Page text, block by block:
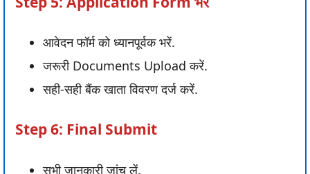
आवेदन फॉर्म को ध्यानपूर्वक भरें.
जरूरी Documents Upload करें.
सही-सही बैंक खाता विवरण दर्ज करें.
Step 6: Final Submit
सभी जानकारी जांच लें.